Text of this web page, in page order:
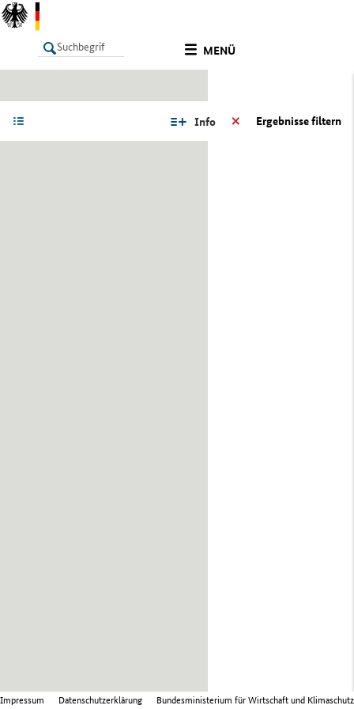
MENÜ
Ergebnisse filtern
Info
Impressum Datenschutzerklärung Bundesministerium für Wirtschaft und Klimaschutz